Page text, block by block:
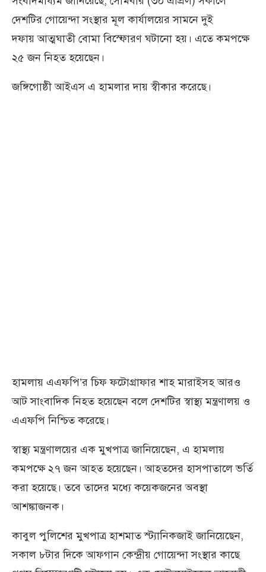
দেশটির গোয়েন্দা সংস্থার মূল কার্যালয়ের সামনে দুই
দফায় আত্মঘাতী বোমা বিস্ফোরণ ঘটানো হয়। এতে কমপক্ষে
২৫ জন নিহত হয়েছেন।
জঙ্গিগোষ্ঠী আইএস এ হামলার দায় স্বীকার করেছে।
হামলায় এএফপি’র চিফ ফটোগ্রাফার শাহ মারাইসহ আরও
আট সাংবাদিক নিহত হয়েছেন বলে দেশটির স্বাস্থ্য মন্ত্রণালয় ও
এএফপি নিশ্চিত করেছে।
স্বাস্থ্য মন্ত্রণালয়ের এক মুখপাত্র জানিয়েছেন, এ হামলায়
কমপক্ষে ২৭ জন আহত হয়েছেন। আহতদের হাসপাতালে ভর্তি
করা হয়েছে। তবে তাদের মধ্যে কয়েকজনের অবস্থা
আশঙ্কাজনক।
কাবুল পুলিশের মুখপাত্র হাশমাত স্ট্যানিকজাই জানিয়েছেন,
সকাল ৮টার দিকে আফগান কেন্দ্রীয় গোয়েন্দা সংস্থার কাছে